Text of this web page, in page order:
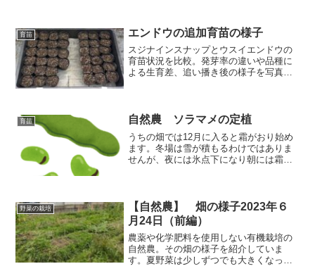
育苗 エンドウの追加育苗の様子
スジナインスナップとウスイエンドウの
育苗状況を比較。発芽率の違いや品種に
よる生育差、追い播き後の様子を写真で
育苗 自然農 ソラマメの定植
うちの畑では12月に入ると霜がおり始め
ます。冬場は雪が積もるわけではありま
せんが、夜には氷点下になり朝には霜柱
メを定植してしっかりと根を張って冬越
しの準備をしてもらおうと思います。
野菜の栽培
【自然農】 畑の様子2023年６
月24日（前編）
農薬や化学肥料を使用しない有機栽培の
自然農。その畑の様子を紹介していま
す。夏野菜は少しずつでも大きくなって